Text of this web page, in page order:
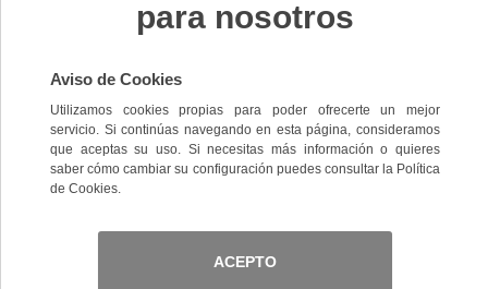
NICK DOBLE 2X25L
166,9000 € IVA incl.
IVA no Incl.